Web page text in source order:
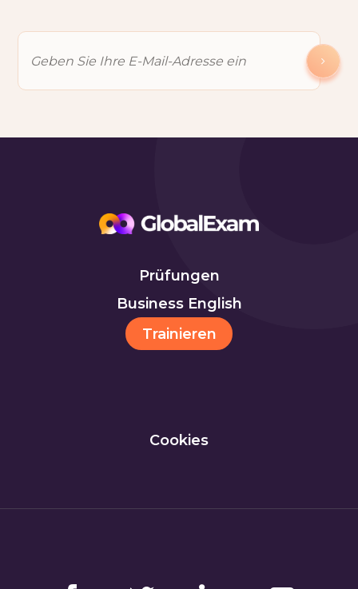
Prüfungen
Business English
Trainieren
Cookies